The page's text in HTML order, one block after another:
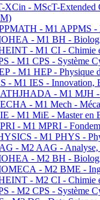
XCin - MScT-Extended
- M1 APPMS -
- M1 BH -
- M1 CI - Chimie
- M1 CPS - Système
- M1 HEP - Physique
- M1 IES - Innovation,
- M1 MJH -
- M1 Mech -
- M1 MiE - Master en
- M1 MPRI -
- M1 PHYS -
- M2 AAG - Analyse,
- M2 BH -
- M2 BME -
- M2 CI - Chimie
- M2 CPS - Système